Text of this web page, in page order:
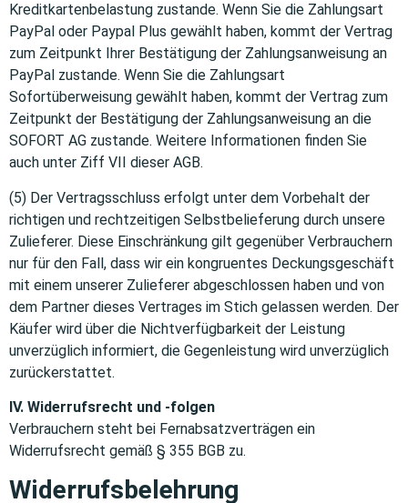
Kreditkartenbelastung zustande. Wenn Sie die Zahlungsart
PayPal oder Paypal Plus gewählt haben, kommt der Vertrag
zum Zeitpunkt Ihrer Bestätigung der Zahlungsanweisung an
PayPal zustande. Wenn Sie die Zahlungsart
Sofortüberweisung gewählt haben, kommt der Vertrag zum
Zeitpunkt der Bestätigung der Zahlungsanweisung an die
SOFORT AG zustande. Weitere Informationen finden Sie
auch unter Ziff VII dieser AGB.
(5) Der Vertragsschluss erfolgt unter dem Vorbehalt der
richtigen und rechtzeitigen Selbstbelieferung durch unsere
Zulieferer. Diese Einschränkung gilt gegenüber Verbrauchern
nur für den Fall, dass wir ein kongruentes Deckungsgeschäft
mit einem unserer Zulieferer abgeschlossen haben und von
dem Partner dieses Vertrages im Stich gelassen werden. Der
Käufer wird über die Nichtverfügbarkeit der Leistung
unverzüglich informiert, die Gegenleistung wird unverzüglich
zurückerstattet.
IV. Widerrufsrecht und -folgen
Verbrauchern steht bei Fernabsatzverträgen ein
Widerrufsrecht gemäß § 355 BGB zu.
Widerrufsbelehrung